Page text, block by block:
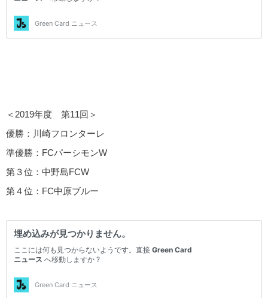
＜2019年度 第11回＞
優勝：川崎フロンターレ
準優勝：FCパーシモンW
第３位：中野島FCW
第４位：FC中原ブルー